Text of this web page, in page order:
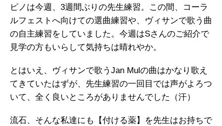
ピノは今週、3週間ぶりの先生練習。この間、コーラ
ルフェストへ向けての選曲練習や、ヴィサンで歌う曲
の自主練習をしていました。今週はSさんのご紹介で
見学の方もいらして気持ちは晴れやか。
とはいえ、ヴィサンで歌うJan Mulの曲はかなり歌え
てきていたはずが、先生練習の一回目では声がよろつ
いて、全く良いところがありませんでした（汗）
流石、そんな私達にも【付ける薬】を先生はお持ちで